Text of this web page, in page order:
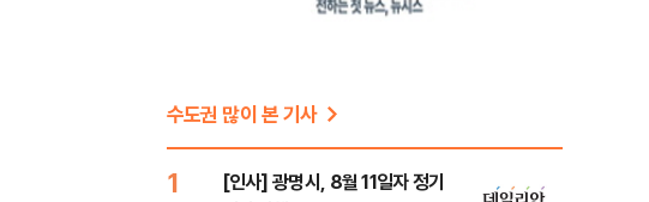
수도권 많이 본 기사
1
[인사] 광명시, 8월 11일자 정기